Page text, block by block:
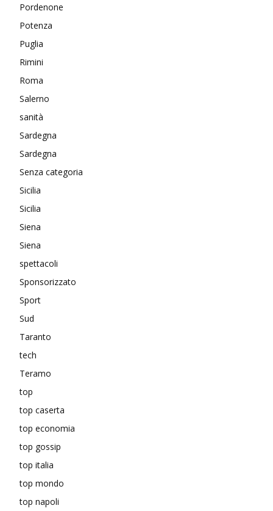
Pordenone
Potenza
Puglia
Rimini
Roma
Salerno
sanità
Sardegna
Sardegna
Senza categoria
Sicilia
Sicilia
Siena
Siena
spettacoli
Sponsorizzato
Sport
Sud
Taranto
tech
Teramo
top
top caserta
top economia
top gossip
top italia
top mondo
top napoli